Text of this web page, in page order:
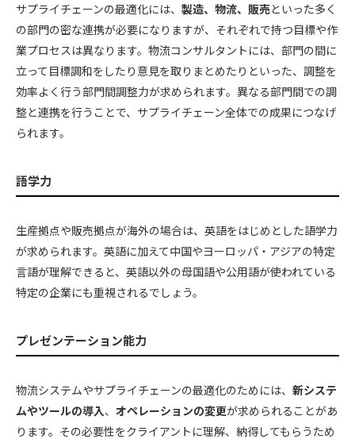
サプライチェーンの最適化には、 製造、物流、販売といった多く
の部門の密な連携が必要になりますが、それぞれで持つ目標や作
業プロセスは異なります。物流コンサルタントには、部門の間に
立って目標調和をしたり意見を取りまとめたりといった、調整を
効率よく行う部門間調整力が求められます。異なる部門間での調
整と連携を行うことで、サプライチェーン全体での成果につなげ
られます。
語学力
生産拠点や販売拠点が海外の場合は、英語をはじめとした語学力
が求められます。英語に加えて中国やヨーロッパ・アジアの特定
言語が理解できると、英語以外の母国語や公用語が使われている
特定の企業にも重視されるでしょう。
プレゼンテーション能力
物流システムやサプライチェーンの最適化のためには、 新システ
ムやツールの導入、 オペレーションの変更が求められることがあ
ります。その必要性をクライアントに理解、納得してもらうため